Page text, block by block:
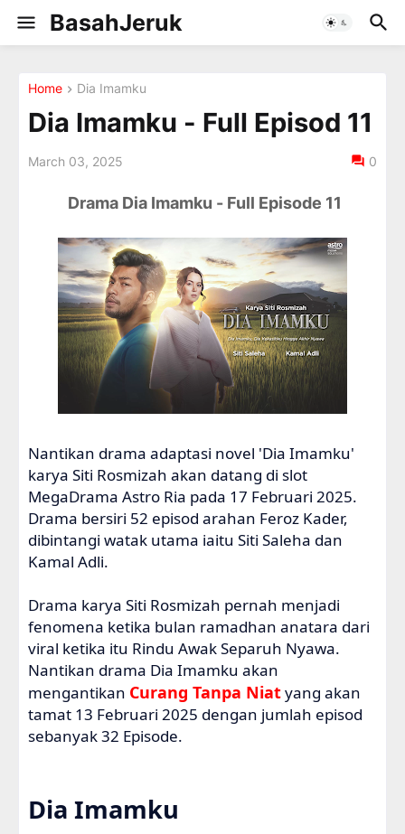
BasahJeruk
Home Dia Imamku
Dia Imamku - Full Episod 11
March 03, 2025 0
Drama Dia Imamku - Full Episode 11
Nantikan drama adaptasi novel 'Dia Imamku'
karya Siti Rosmizah akan datang di slot
MegaDrama Astro Ria pada 17 Februari 2025.
Drama bersiri 52 episod arahan Feroz Kader,
dibintangi watak utama iaitu Siti Saleha dan
Kamal Adli.
Drama karya Siti Rosmizah pernah menjadi
fenomena ketika bulan ramadhan anatara dari
viral ketika itu Rindu Awak Separuh Nyawa.
Nantikan drama Dia Imamku akan
mengantikan Curang Tanpa Niatyang akan
tamat 13 Februari 2025 dengan jumlah episod
sebanyak 32 Episode.
Dia Imamku